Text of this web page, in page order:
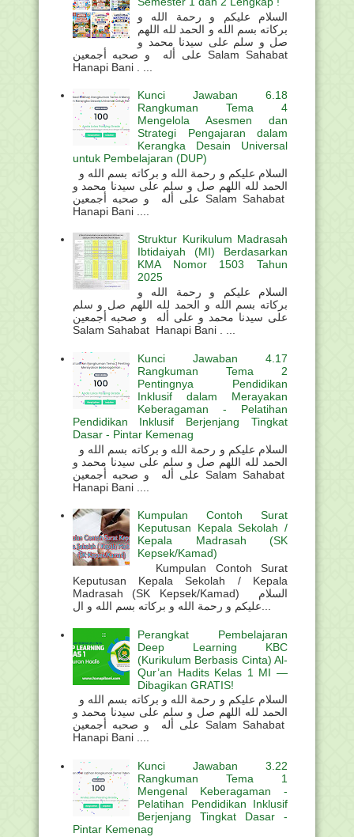
السلام عليكم و رحمة الله و
بركاته بسم الله و الحمد لله اللهم
صل و سلم على سيدنا محمد و
على أله و صحبه أجمعين Salam Sahabat
Hanapi Bani . ...
Kunci Jawaban 6.18
Rangkuman Tema 4
Mengelola Asesmen dan
Strategi Pengajaran dalam
Kerangka Desain Universal
untuk Pembelajaran (DUP)
الحمد لله اللهم صل و سلم على سيدنا محمد و
على أله و صحبه أجمعين Salam Sahabat
Hanapi Bani ....
Struktur Kurikulum Madrasah
Ibtidaiyah (MI) Berdasarkan
KMA Nomor 1503 Tahun
2025
السلام عليكم و رحمة الله و
بركاته بسم الله و الحمد لله اللهم صل و سلم
على سيدنا محمد و على أله و صحبه أجمعين
Salam Sahabat Hanapi Bani . ...
Kunci Jawaban 4.17
Rangkuman Tema 2
Pentingnya Pendidikan
Inklusif dalam Merayakan
Keberagaman - Pelatihan
Pendidikan Inklusif Berjenjang Tingkat
Dasar - Pintar Kemenag
الحمد لله اللهم صل و سلم على سيدنا محمد و
على أله و صحبه أجمعين Salam Sahabat
Hanapi Bani ....
Kumpulan Contoh Surat
Keputusan Kepala Sekolah /
Kepala Madrasah (SK
Kepsek/Kamad)
Kumpulan Contoh Surat
Keputusan Kepala Sekolah / Kepala
Madrasah (SK Kepsek/Kamad) السلام
Perangkat Pembelajaran
Deep Learning KBC
(Kurikulum Berbasis Cinta) Al-
Qur’an Hadits Kelas 1 MI —
Dibagikan GRATIS!
الحمد لله اللهم صل و سلم على سيدنا محمد و
على أله و صحبه أجمعين Salam Sahabat
Hanapi Bani ....
Kunci Jawaban 3.22
Rangkuman Tema 1
Mengenal Keberagaman -
Pelatihan Pendidikan Inklusif
Berjenjang Tingkat Dasar -
Pintar Kemenag